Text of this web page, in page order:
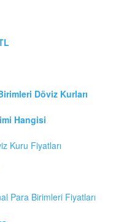
Döviz Kurları
Hangisi
Kuru Fiyatları
Para Birimleri Fiyatları